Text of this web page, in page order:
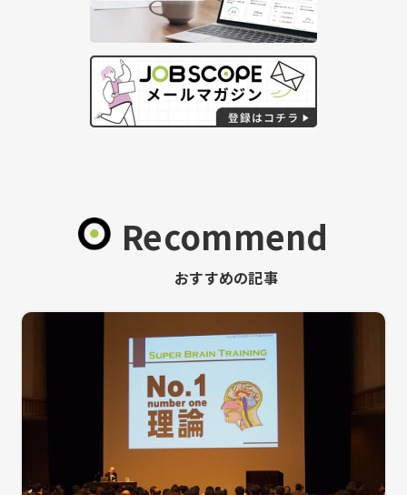
Recommend
おすすめの記事